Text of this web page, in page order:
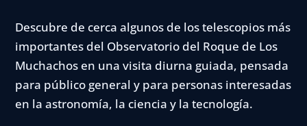
Descubre de cerca algunos de los telescopios más
importantes del Observatorio del Roque de Los
Muchachos en una visita diurna guiada, pensada
para público general y para personas interesadas
en la astronomía, la ciencia y la tecnología.